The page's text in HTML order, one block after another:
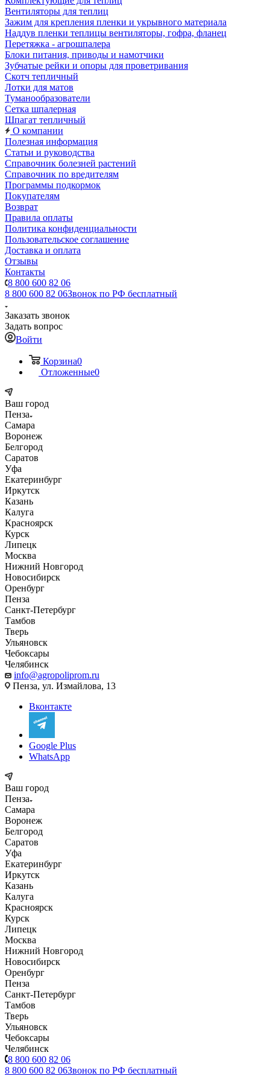
Вентиляторы для теплиц
Зажим для крепления пленки и укрывного материала
Наддув пленки теплицы вентиляторы, гофра, фланец
Перетяжка - агрошпалера
Блоки питания, приводы и намотчики
Зубчатые рейки и опоры для проветривания
Скотч тепличный
Лотки для матов
Туманообразователи
Сетка шпалерная
Шпагат тепличный
О компании
Полезная информация
Статьи и руководства
Справочник болезней растений
Справочник по вредителям
Программы подкормок
Покупателям
Возврат
Правила оплаты
Политика конфиденциальности
Пользовательское соглашение
Доставка и оплата
Отзывы
Контакты
8 800 600 82 06
8 800 600 82 06Звонок по РФ бесплатный
Заказать звонок
Задать вопрос
Войти
Корзина0
Отложенные0
Ваш город
Пенза
Самара
Воронеж
Белгород
Саратов
Уфа
Екатеринбург
Иркутск
Казань
Калуга
Красноярск
Курск
Липецк
Москва
Нижний Новгород
Новосибирск
Оренбург
Пенза
Санкт-Петербург
Тамбов
Тверь
Ульяновск
Чебоксары
Челябинск
info@agropoliprom.ru
Пенза, ул. Измайлова, 13
Вконтакте
Google Plus
WhatsApp
Ваш город
Пенза
Самара
Воронеж
Белгород
Саратов
Уфа
Екатеринбург
Иркутск
Казань
Калуга
Красноярск
Курск
Липецк
Москва
Нижний Новгород
Новосибирск
Оренбург
Пенза
Санкт-Петербург
Тамбов
Тверь
Ульяновск
Чебоксары
Челябинск
8 800 600 82 06
8 800 600 82 06Звонок по РФ бесплатный